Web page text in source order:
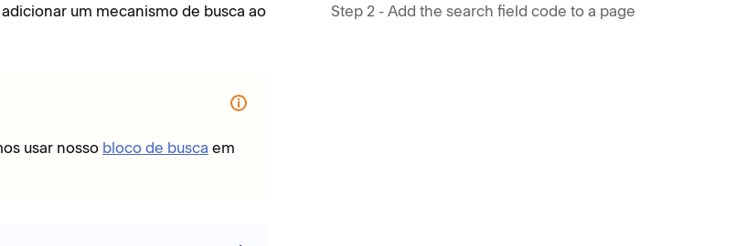
um mecanismo de busca ao
usar nosso bloco de busca em
Step 2 - Add the search field code to a page